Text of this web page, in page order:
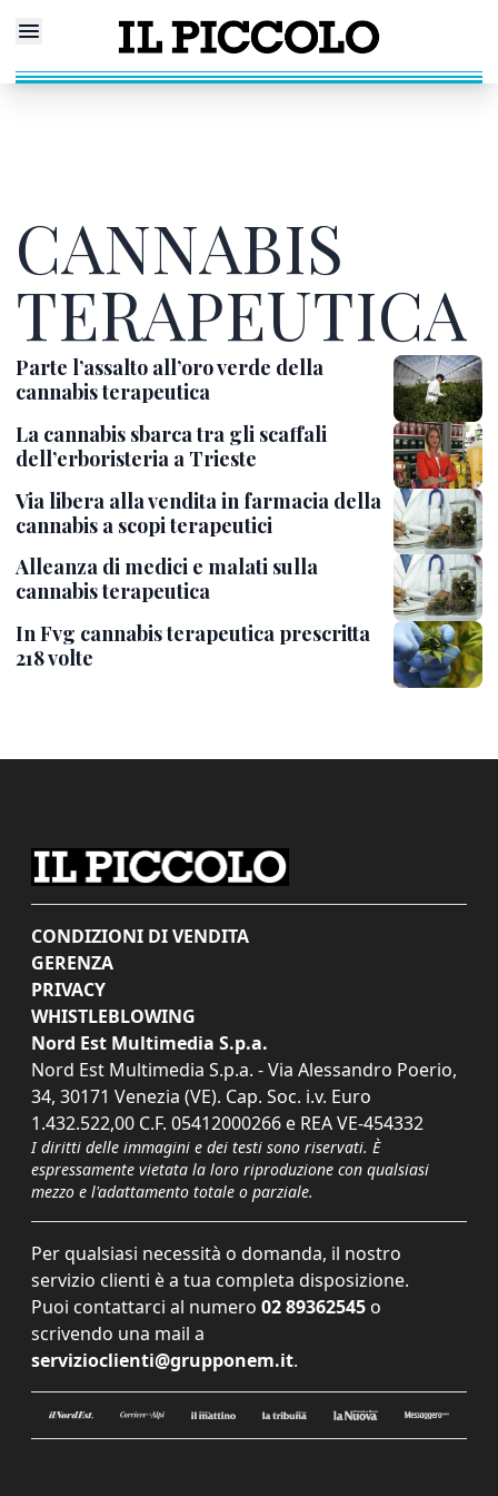
CANNABIS
TERAPEUTICA
Parte l’assalto all’oro verde della
cannabis terapeutica
La cannabis sbarca tra gli scaffali
dell’erboristeria a Trieste
Via libera alla vendita in farmacia della
cannabis a scopi terapeutici
Alleanza di medici e malati sulla
cannabis terapeutica
In Fvg cannabis terapeutica prescritta
218 volte
CONDIZIONI DI VENDITA
GERENZA
PRIVACY
WHISTLEBLOWING
Nord Est Multimedia S.p.a.
Nord Est Multimedia S.p.a. - Via Alessandro Poerio,
34, 30171 Venezia (VE). Cap. Soc. i.v. Euro
1.432.522,00 C.F. 05412000266 e REA VE-454332
I diritti delle immagini e dei testi sono riservati. È
espressamente vietata la loro riproduzione con qualsiasi
mezzo e l'adattamento totale o parziale.
Per qualsiasi necessità o domanda, il nostro
servizio clienti è a tua completa disposizione.
Puoi contattarci al numero 02 89362545 o
scrivendo una mail a
servizioclienti@grupponem.it.